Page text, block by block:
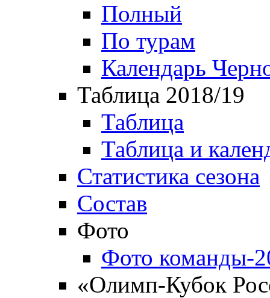
Полный
По турам
Календарь
Таблица 2018/19
Таблица
Таблица и
Статистика сезона
Состав
Фото
Фото команды-
«Олимп-Кубок